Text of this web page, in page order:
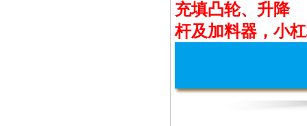
充填凸轮、升降
杆及加料器，小